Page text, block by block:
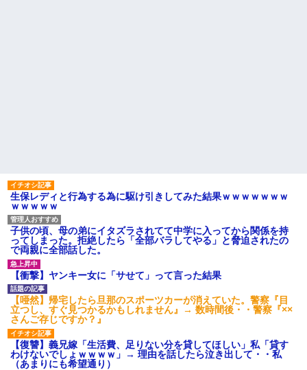
生保レディと行為する為に駆け引きしてみた結果ｗｗｗｗｗｗｗ
ｗｗｗｗｗ
子供の頃、母の弟にイタズラされてて中学に入ってから関係を持
ってしまった。拒絶したら「全部バラしてやる」と脅迫されたの
で両親に全部話した。
【衝撃】ヤンキー女に「サせて」って言った結果
【唖然】帰宅したら旦那のスポーツカーが消えていた。警察『目
立つし、すぐ見つかるかもしれません』→ 数時間後・・警察『××
さんご存じですか？』
【復讐】義兄嫁「生活費、足りない分を貸してほしい」私「貸す
わけないでしょｗｗｗｗ」→ 理由を話したら泣き出して・・私
（あまりにも希望通り）